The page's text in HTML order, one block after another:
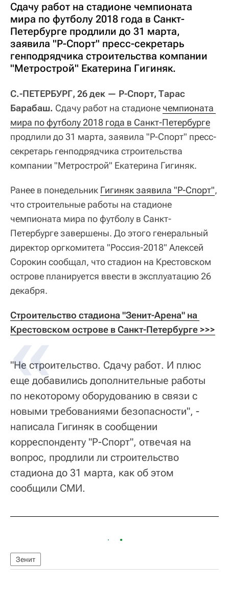
Сдачу работ на стадионе чемпионата
мира по футболу 2018 года в Санкт-
Петербурге продлили до 31 марта,
заявила "Р-Спорт" пресс-секретарь
генподрядчика строительства компании
"Метрострой" Екатерина Гигиняк.
С.-ПЕТЕРБУРГ, 26 дек — Р-Спорт, Тарас
Барабаш. Сдачу работ на стадионе чемпионата
мира по футболу 2018 года в Санкт-Петербурге
продлили до 31 марта, заявила "Р-Спорт" пресс-
секретарь генподрядчика строительства
компании "Метрострой" Екатерина Гигиняк.
Ранее в понедельник Гигиняк заявила "Р-Спорт",
что строительные работы на стадионе
чемпионата мира по футболу в Санкт-
Петербурге завершены. До этого генеральный
директор оргкомитета "Россия-2018" Алексей
Сорокин сообщал, что стадион на Крестовском
острове планируется ввести в эксплуатацию 26
декабря.
Строительство стадиона "Зенит-Арена" на
Крестовском острове в Санкт-Петербурге >>>
"Не строительство. Сдачу работ. И плюс
еще добавились дополнительные работы
по некоторому оборудованию в связи с
новыми требованиями безопасности", -
написала Гигиняк в сообщении
корреспонденту "Р-Спорт", отвечая на
вопрос, продлили ли строительство
стадиона до 31 марта, как об этом
сообщили СМИ.
Зенит